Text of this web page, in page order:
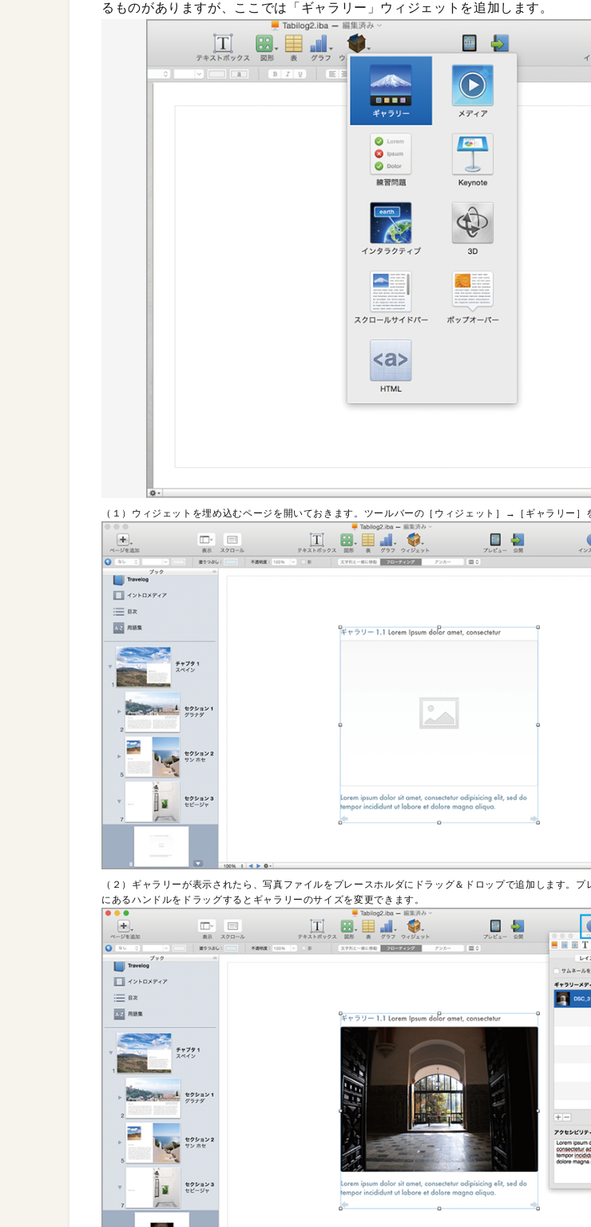
るものがありますが、ここでは「ギャラリー」ウィジェットを追加します。
（１）ウィジェットを埋め込むページを開いておきます。ツールバーの［ウィジェット］→［ギャラリー］
（２）ギャラリーが表示されたら、写真ファイルをプレースホルダにドラッグ＆ドロップで追加します。プ
にあるハンドルをドラッグするとギャラリーのサイズを変更できます。